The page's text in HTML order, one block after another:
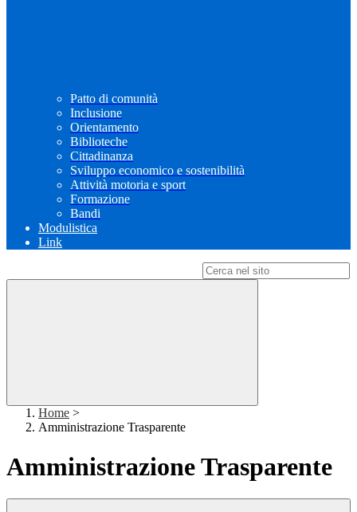
Patto di comunità
Inclusione
Orientamento
Biblioteche
Cittadinanza
Sviluppo economico e sostenibilità
Attività motoria e sport
Formazione
Bandi
Modulistica
Link
Home >
Amministrazione Trasparente
Amministrazione Trasparente